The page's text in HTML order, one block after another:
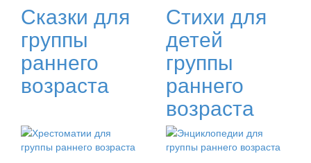
Сказки для
группы
раннего
возраста
Стихи для
детей
группы
раннего
возраста